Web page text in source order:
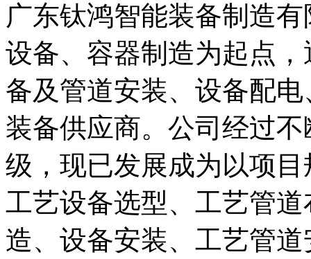
广东钛鸿智能装备制造
设备、容器制造为起点
备及管道安装、设备配
装备供应商。公司经过
级，现已发展成为以项
工艺设备选型、工艺管
造、设备安装、工艺管